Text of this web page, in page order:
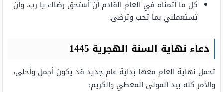
كل ما أتمناه في العام القادم أن أستحق رضاك يا رب، وأن
تستعملني بما تحب وترضى.
دعاء نهاية السنة الهجرية 1445
تحمل نهاية العام معها بداية عام جديد قد يكون أجمل وأحلى،
والأمر كله بيد المولى المعطي والكريم: